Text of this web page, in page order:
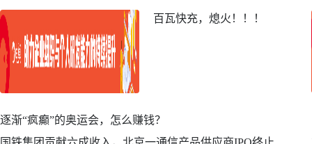
百瓦快充，熄火！！！
逐渐“疯癫”的奥运会，怎么赚钱？